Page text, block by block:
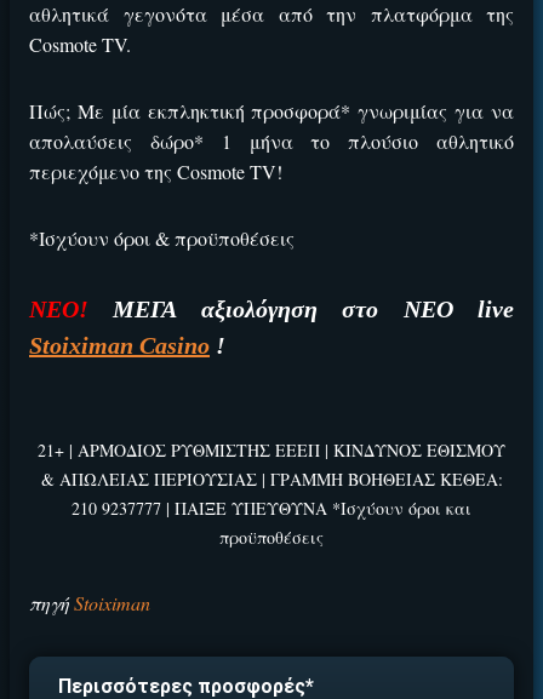
αθλητικά γεγονότα μέσα από την πλατφόρμα της
Cosmote TV.
Πώς; Με μία εκπληκτική προσφορά* γνωριμίας για να
απολαύσεις δώρο* 1 μήνα το πλούσιο αθλητικό
περιεχόμενο της Cosmote TV!
*Ισχύουν όροι & προϋποθέσεις
ΝΕΟ! ΜΕΓΑ αξιολόγηση στο ΝΕΟ live
Stoiximan Casino !
21+ | ΑΡΜΟΔΙΟΣ ΡΥΘΜΙΣΤΗΣ ΕΕΕΠ | ΚΙΝΔΥΝΟΣ ΕΘΙΣΜΟΥ
& ΑΠΩΛΕΙΑΣ ΠΕΡΙΟΥΣΙΑΣ | ΓΡΑΜΜΗ ΒΟΗΘΕΙΑΣ ΚΕΘΕΑ:
210 9237777 | ΠΑΙΞΕ ΥΠΕΥΘΥΝΑ *Ισχύουν όροι και
προϋποθέσεις
πηγήStoiximan
Περισσότερες προσφορές*